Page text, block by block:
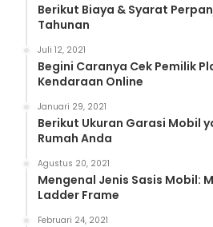
Berikut Biaya & Syarat
Tahunan
Juli 12, 2021
Begini Caranya Cek Pemilik
Kendaraan Online
Januari 29, 2021
Berikut Ukuran Garasi Mobil
Rumah Anda
Agustus 20, 2021
Mengenal Jenis Sasis Mobil:
Ladder Frame
Februari 24, 2021